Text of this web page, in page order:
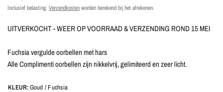
Inclusief belasting. Verzendkostenworden berekend bij het afrekenen.
UITVERKOCHT - WEER OP VOORRAAD & VERZENDING ROND 15 MEI
Fuchsia vergulde oorbellen met hars
Alle Complimenti oorbellen zijn nikkelvrij, gelimiteerd en zeer licht.
KLEUR:Goud / Fuchsia